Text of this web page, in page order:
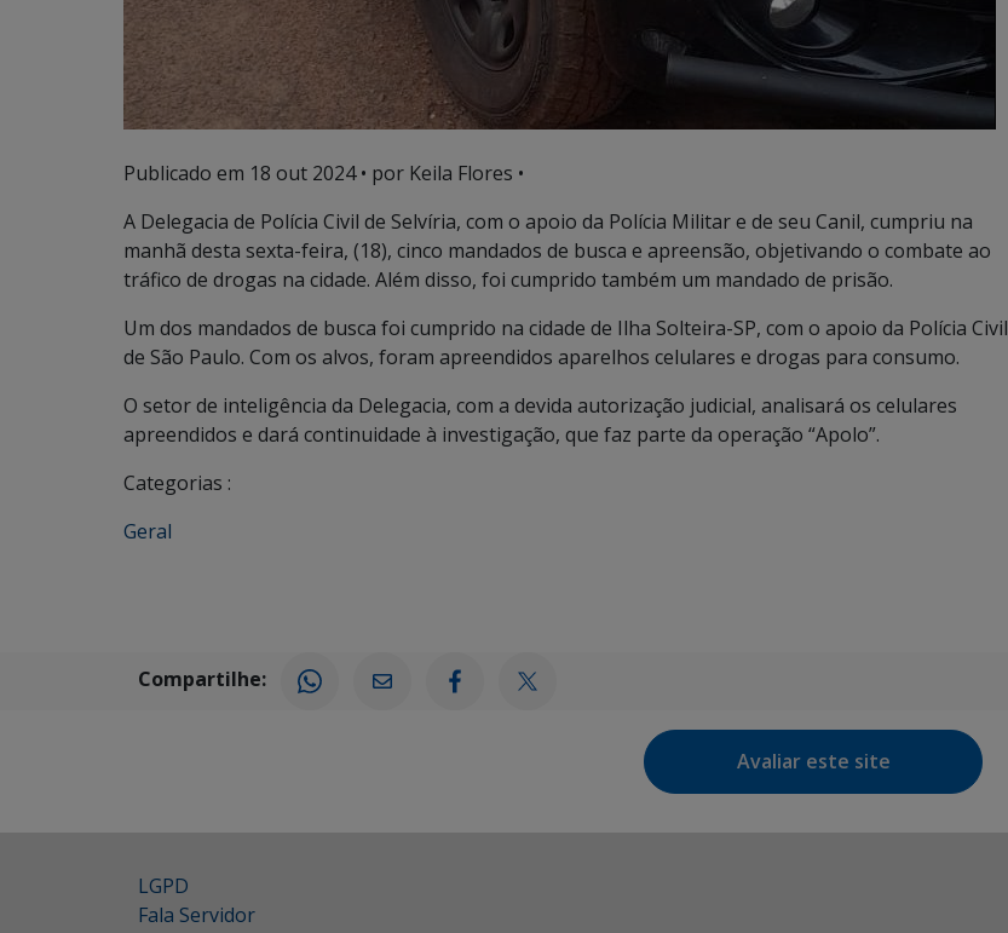
Publicado em 18 out 2024• por Keila Flores •
A Delegacia de Polícia Civil de Selvíria, com o apoio da Polícia Militar e de seu Canil, cumpriu na
manhã desta sexta-feira, (18), cinco mandados de busca e apreensão, objetivando o combate ao
tráfico de drogas na cidade. Além disso, foi cumprido também um mandado de prisão.
Um dos mandados de busca foi cumprido na cidade de Ilha Solteira-SP, com o apoio da Polícia Civil
de São Paulo. Com os alvos, foram apreendidos aparelhos celulares e drogas para consumo.
O setor de inteligência da Delegacia, com a devida autorização judicial, analisará os celulares
apreendidos e dará continuidade à investigação, que faz parte da operação “Apolo”.
Categorias :
Geral
Compartilhe:
Avaliar este site
LGPD
Fala Servidor